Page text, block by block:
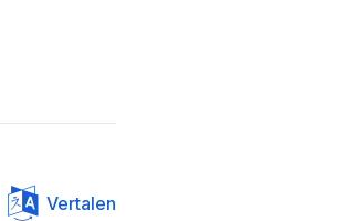
Vertalen